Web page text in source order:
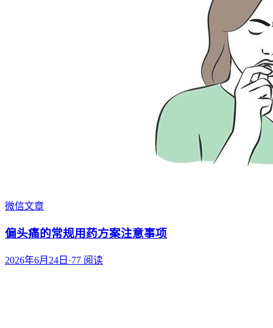
微信文章
偏头痛的常规用药方案注意事项
2026年6月24日 ·77 阅读